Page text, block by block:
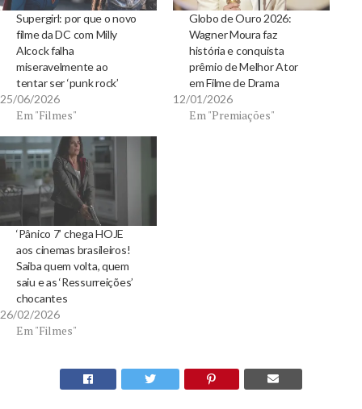
Supergirl: por que o novo
filme da DC com Milly
Alcock falha
miseravelmente ao
tentar ser ‘punk rock’
25/06/2026
Em "Filmes"
Globo de Ouro 2026:
Wagner Moura faz
história e conquista
prêmio de Melhor Ator
em Filme de Drama
12/01/2026
Em "Premiações"
‘Pânico 7’ chega HOJE
aos cinemas brasileiros!
Saiba quem volta, quem
saiu e as ‘Ressurreições’
chocantes
26/02/2026
Em "Filmes"